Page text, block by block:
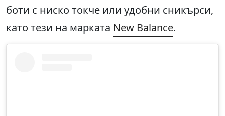
боти с ниско токче или удобни сникърси,
като тези на марката New Balance.